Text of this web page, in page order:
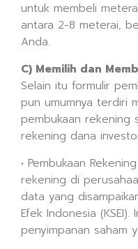
untuk membeli
antara 2-8 meterai,
Anda.
C) Memilih dan
Selain itu formulir
pun umumnya terdiri
pembukaan rekening
rekening dana
• Pembukaan
rekening di
data yang
Efek Indonesia
penyimpanan saham